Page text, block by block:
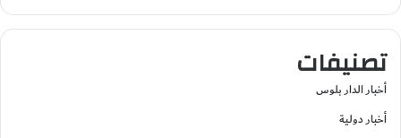
تصنيفات
أخبار الدار بلوس
أخبار دولية